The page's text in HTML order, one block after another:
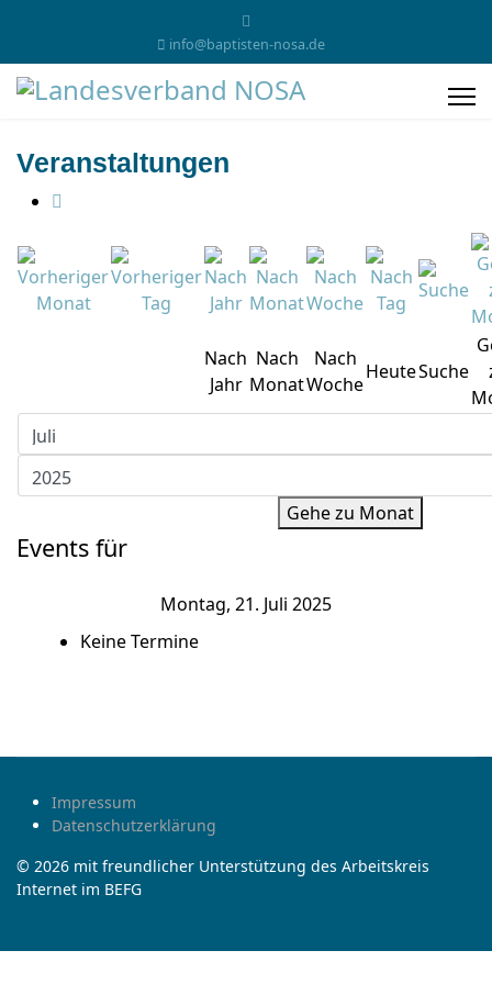
info@baptisten-nosa.de
Veranstaltungen
Nach
Jahr
Nach
Monat
Nach
Woche
HeuteSuche
Gehe zu Monat
Events für
Montag, 21. Juli 2025
Keine Termine
Impressum
Datenschutzerklärung
© 2026 mit freundlicher Unterstützung des Arbeitskreis
Internet im BEFG